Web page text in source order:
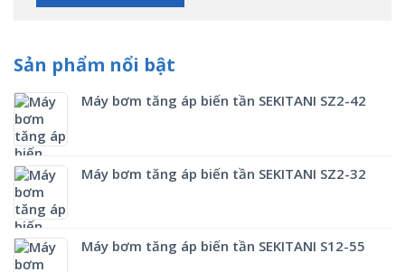
Sản phẩm nổi bật
Máy bơm tăng áp biến tần SEKITANI SZ2-42
Máy bơm tăng áp biến tần SEKITANI SZ2-32
Máy bơm tăng áp biến tần SEKITANI S12-55